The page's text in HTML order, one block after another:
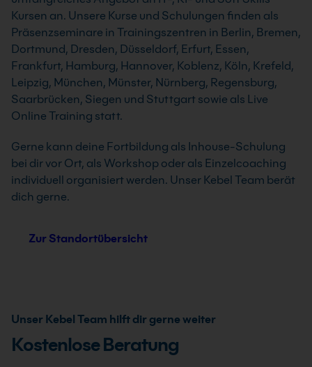
Kursen an. Unsere Kurse und Schulungen finden als
Präsenzseminare in Trainingszentren in Berlin, Bremen,
Dortmund, Dresden, Düsseldorf, Erfurt, Essen,
Frankfurt, Hamburg, Hannover, Koblenz, Köln, Krefeld,
Leipzig, München, Münster, Nürnberg, Regensburg,
Saarbrücken, Siegen und Stuttgart sowie als Live
Online Training statt.
Gerne kann deine Fortbildung als Inhouse-Schulung
bei dir vor Ort, als Workshop oder als Einzelcoaching
individuell organisiert werden. Unser Kebel Team berät
dich gerne.
Zur Standortübersicht
Unser Kebel Team hilft dir gerne weiter
Kostenlose Beratung